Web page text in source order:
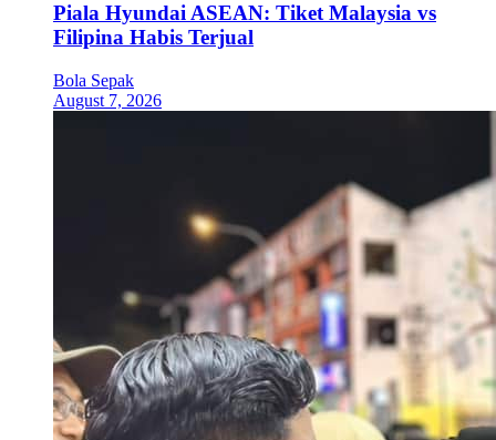
Piala Hyundai ASEAN: Tiket Malaysia vs
Filipina Habis Terjual
Bola Sepak
August 7, 2026